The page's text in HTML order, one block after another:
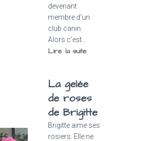
devenant
membre d’un
club canin.
Alors c’est...
Lire la suite
La gelée
de roses
de Brigitte
Brigitte aime ses
rosiers. Elle ne